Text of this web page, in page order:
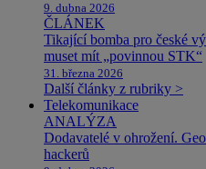
9. dubna 2026
ČLÁNEK
Tikající bomba pro české
muset mít „povinnou STK“
31. března 2026
Další články z rubriky >
Telekomunikace
ANALÝZA
Dodavatelé v ohrožení.
hackerů